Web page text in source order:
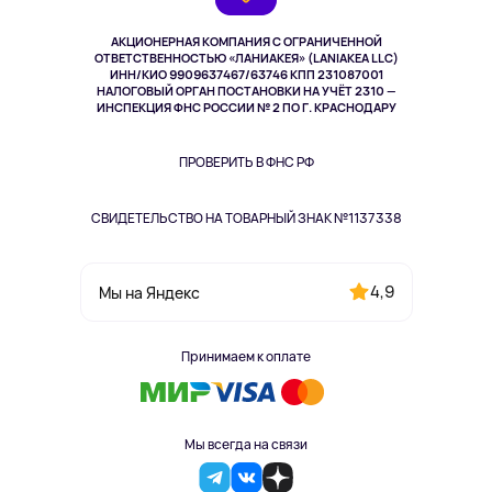
АКЦИОНЕРНАЯ КОМПАНИЯ С ОГРАНИЧЕННОЙ
ОТВЕТСТВЕННОСТЬЮ «ЛАНИАКЕЯ» (LANIAKEA LLC)
ИНН/КИО 9909637467/63746 КПП 231087001
НАЛОГОВЫЙ ОРГАН ПОСТАНОВКИ НА УЧЁТ 2310 —
ИНСПЕКЦИЯ ФНС РОССИИ № 2 ПО Г. КРАСНОДАРУ
ПРОВЕРИТЬ В ФНС РФ
СВИДЕТЕЛЬСТВО НА ТОВАРНЫЙ ЗНАК №1137338
Мы на Яндекс 4,9
Принимаем к оплате
Мы всегда на связи
Здоровье питомцев
Одежда и аксессуары